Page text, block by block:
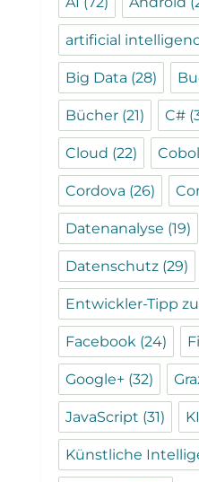
artificial
Big Data (28)
Bücher (21) C#
Cloud (22) Cobol
Cordova (26)
Datenanalyse (19)
Datenschutz (29)
Entwickler-Tipp
Facebook (24)
Google+ (32)
JavaScript (31) KI
Künstliche